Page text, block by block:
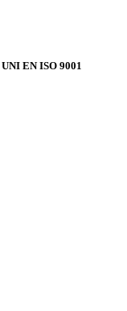
EN ISO 9001